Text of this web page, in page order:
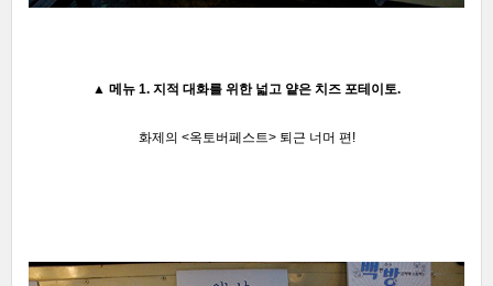
▲ 메뉴 1. 지적 대화를 위한 넓고 얕은 치즈 포테이토.
화제의 <옥토버페스트> 퇴근 너머 편!